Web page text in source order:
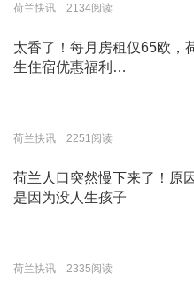
荷兰快讯 2134阅读
太香了！每月房租仅65欧，
生住宿优惠福利…
荷兰快讯 2251阅读
荷兰人口突然慢下来了！原
是因为没人生孩子
荷兰快讯 2335阅读